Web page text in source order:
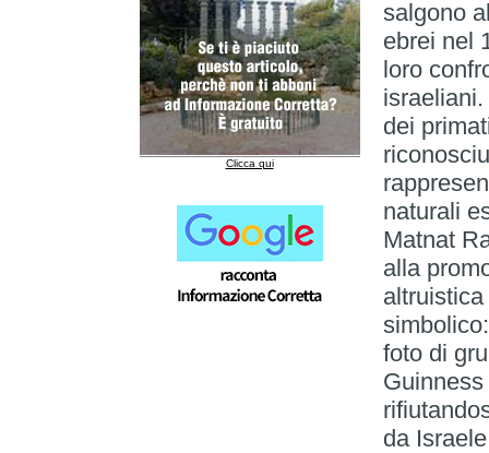
Clicca qui
salgono
ebrei nel
loro
dei
naturali
Matnat
alla
foto di
da